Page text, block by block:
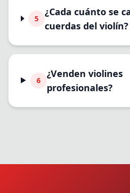
5
¿Cada cuánto se
cuerdas del violín?
6
¿Venden violines
profesionales?